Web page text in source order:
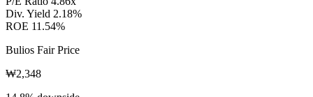
Div. Yield 2.18%
ROE 11.54%
Bulios Fair Price
₩2,348